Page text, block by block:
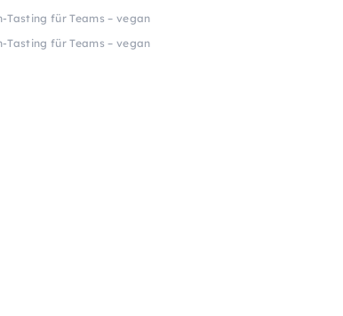
Tasting für Teams – vegan
Tasting für Teams – vegan